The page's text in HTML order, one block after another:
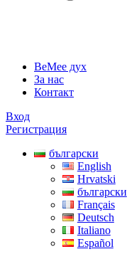
BeMee дух
За нас
Контакт
Вход
Регистрация
български
English
Hrvatski
български
Français
Deutsch
Italiano
Español